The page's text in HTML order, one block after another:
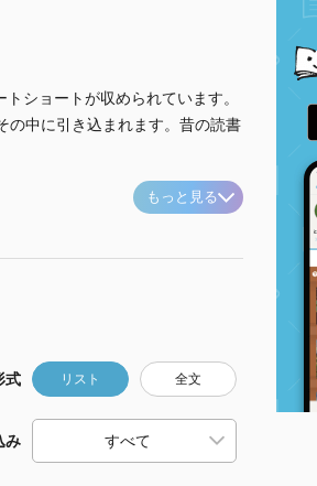
ショートが収められています。
の中に引き込まれます。昔の読書
もっと見る
式 リスト 全文
み